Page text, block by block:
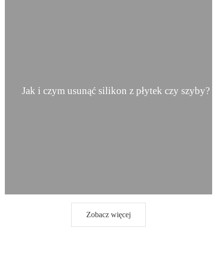
Jak i czym usunąć silikon z płytek czy szyby?
Zobacz więcej